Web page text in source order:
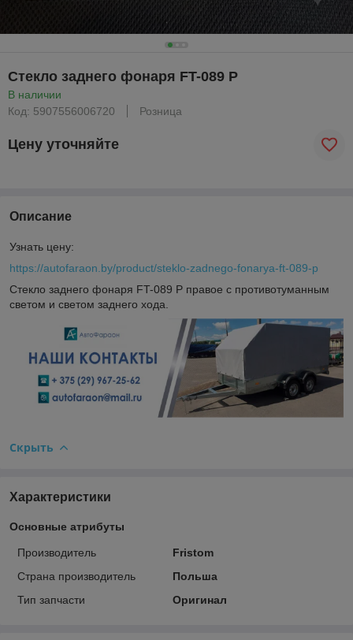
Стекло заднего фонаря FT-089 P
В наличии
Код: 5907556006720
Розница
Цену уточняйте
Описание
Узнать цену:
https://autofaraon.by/product/steklo-zadnego-fonarya-ft-089-p
Стекло заднего фонаря FT-089 P правое с противотуманным
светом и светом заднего хода.
Скрыть
Характеристики
Основные атрибуты
Производитель
Fristom
Страна производитель
Польша
Тип запчасти
Оригинал